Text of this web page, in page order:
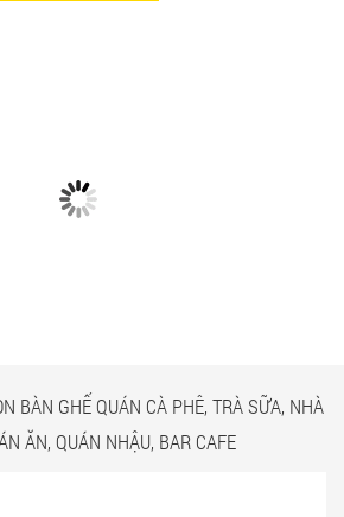
BÀN GHẾ QUÁN CÀ PHÊ, TRÀ SỮA, NHÀ
ĂN, QUÁN NHẬU, BAR CAFE